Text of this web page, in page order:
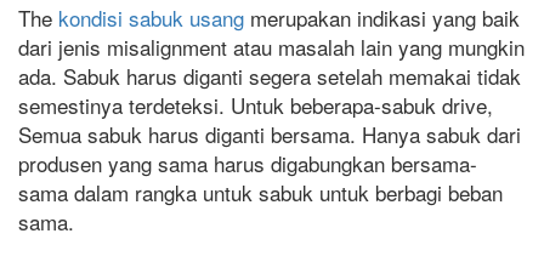
The kondisi sabuk usang merupakan indikasi yang baik
dari jenis misalignment atau masalah lain yang mungkin
ada. Sabuk harus diganti segera setelah memakai tidak
semestinya terdeteksi. Untuk beberapa-sabuk drive,
Semua sabuk harus diganti bersama. Hanya sabuk dari
produsen yang sama harus digabungkan bersama-
sama dalam rangka untuk sabuk untuk berbagi beban
sama.